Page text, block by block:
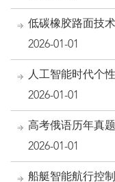
低碳橡胶路面技
2026-01-01
人工智能时代个
2026-01-01
高考俄语历年真
2026-01-01
船艇智能航行控